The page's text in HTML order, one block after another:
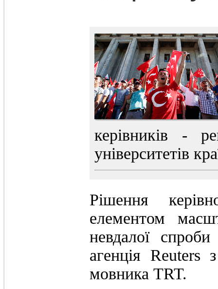
керівників -
університетів
Рішення
елементом
невдалої
агенція Reuters
мовника TRT.